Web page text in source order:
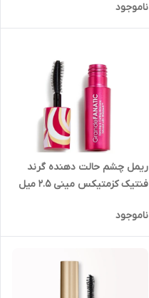
ناموجود
ریمل چشم حالت دهنده گرند
فنتیک کزمتیکس مینی ۲.۵ میل
Styling eye mascara
COSMETICS
ناموجود